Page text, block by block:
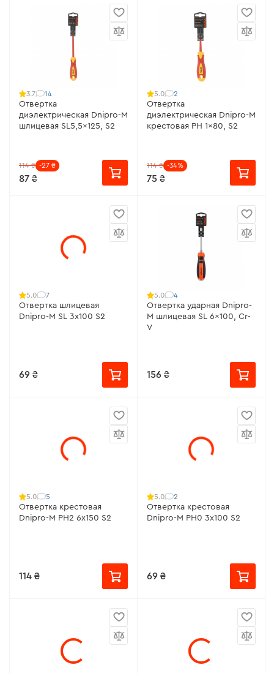
3.7 14
Отвертка
диэлектрическая Dnipro-M
шлицевая SL5,5x125, S2
114 ₴ -27 ₴
87 ₴
5.0 2
Отвертка
диэлектрическая Dnipro-M
крестовая PH 1x80, S2
114 ₴ -34%
75 ₴
5.0 7
Отвертка шлицевая
Dnipro-M SL 3х100 S2
69 ₴
5.0 4
Отвертка ударная Dnipro-
M шлицевая SL 6x100, Cr-
V
156 ₴
5.0 5
Отвертка крестовая
Dnipro-M РН2 6х150 S2
114 ₴
5.0 2
Отвертка крестовая
Dnipro-M РН0 3х100 S2
69 ₴